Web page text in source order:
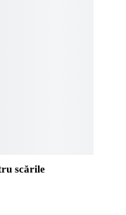
scările